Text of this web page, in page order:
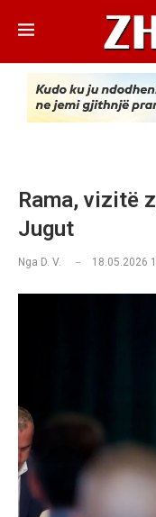
Rama, vizitë
Jugut
Nga D. V. 18.05.2026